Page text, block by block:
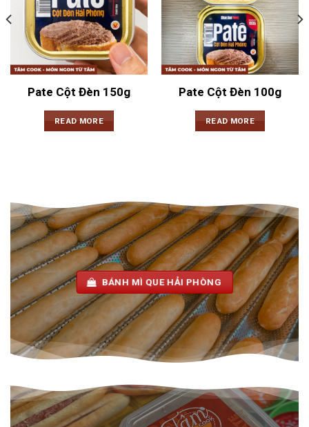
Pate Cột Đèn 150g
READ MORE
Pate Cột Đèn 100g
READ MORE
BÁNH MÌ QUE HẢI PHÒNG